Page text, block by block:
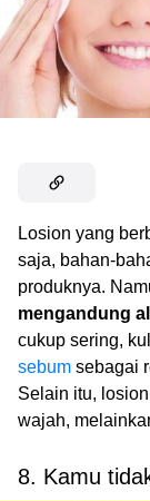
Losion yang
saja, bahan-
produknya.
mengandung
cukup sering,
sebum sebagai
Selain itu,
wajah,
8. Kamu